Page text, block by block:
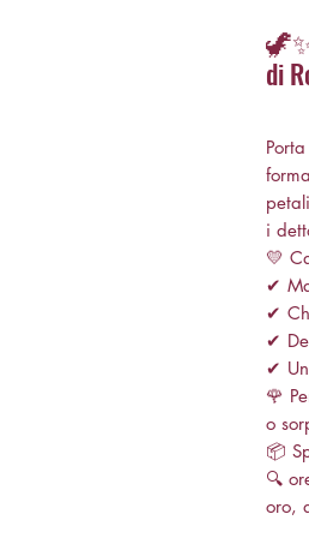
di
i
💛
✔
✔
✔
✔
🌹
o
📦
🔍
oro,